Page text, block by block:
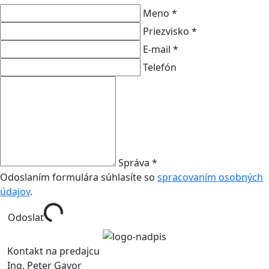
Meno *
Priezvisko *
E-mail *
Telefón
Správa *
Odoslaním formulára súhlasíte so spracovaním osobných
údajov.
Odoslať
Kontakt na predajcu
Ing. Peter Gavor